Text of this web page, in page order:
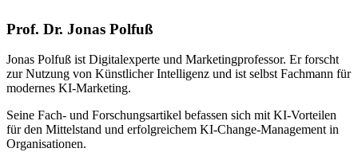
Prof. Dr. Jonas Polfuß
Jonas Polfuß ist Digitalexperte und Marketingprofessor. Er forscht
zur Nutzung von Künstlicher Intelligenz und ist selbst Fachmann für
modernes KI-Marketing.
Seine Fach- und Forschungsartikel befassen sich mit KI-Vorteilen
für den Mittelstand und erfolgreichem KI-Change-Management in
Organisationen.